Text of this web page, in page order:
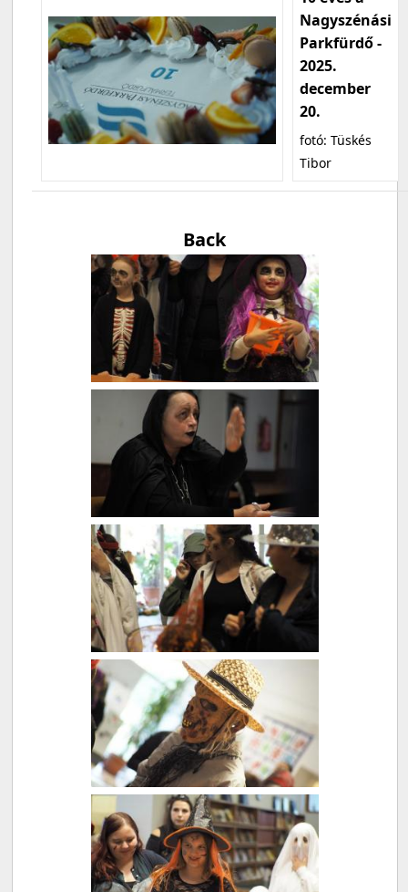
Nagyszénási
Parkfürdő -
2025.
december
20.
fotó: Tüskés
Tibor
Back